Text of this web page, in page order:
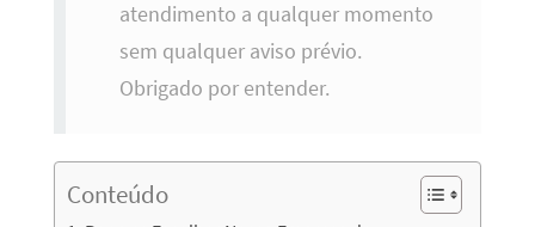
atendimento a qualquer momento
sem qualquer aviso prévio.
Obrigado por entender.
Conteúdo